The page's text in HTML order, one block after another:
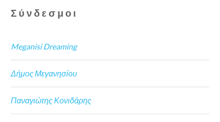
Σύνδεσμοι
Meganisi Dreaming
Δήμος Μεγανησίου
Παναγιώτης Κονιδάρης